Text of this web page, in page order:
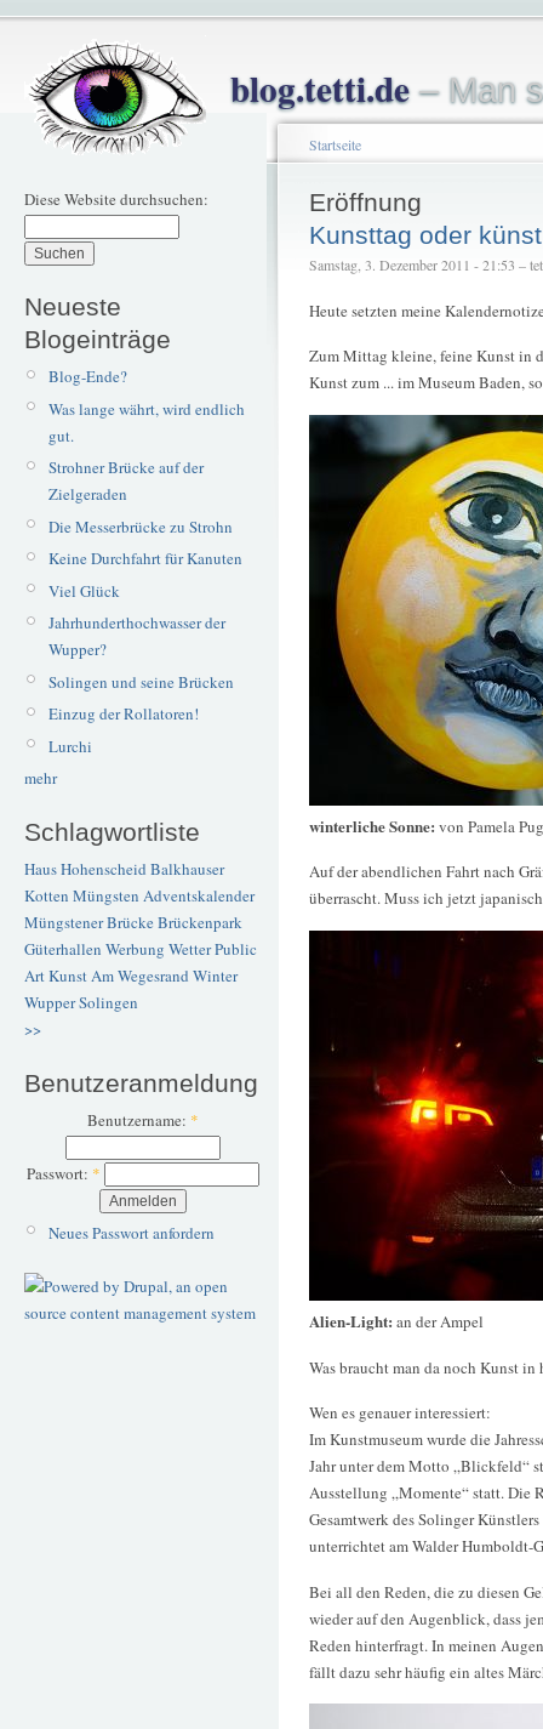
blog.tetti.de– Man
Diese Website durchsuchen:
Neueste
Blogeinträge
Blog-Ende?
Was lange währt, wird endlich
gut.
Strohner Brücke auf der
Zielgeraden
Die Messerbrücke zu Strohn
Keine Durchfahrt für Kanuten
Viel Glück
Jahrhunderthochwasser der
Wupper?
Solingen und seine Brücken
Einzug der Rollatoren!
Lurchi
mehr
Schlagwortliste
Haus Hohenscheid Balkhauser
Kotten Müngsten Adventskalender
Müngstener BrückeBrückenpark
Güterhallen Werbung WetterPublic
ArtKunstAm Wegesrand Winter
WupperSolingen
>>
Benutzeranmeldung
Benutzername: *
Passwort: *
Neues Passwort anfordern
Startseite
Eröffnung
Kunsttag oder
Samstag, 3. Dezember 2011 - 21:53 –
Heute setzten meine
Zum Mittag kleine, feine Kunst in
Kunst zum ... im Museum Baden,
winterliche Sonne: von Pamela
Auf der abendlichen Fahrt nach
überrascht. Muss ich jetzt
Alien-Light: an der Ampel
Was braucht man da noch Kunst
Wen es genauer interessiert:
Im Kunstmuseum wurde die
Jahr unter dem Motto „Blickfeld“
Ausstellung „Momente“ statt. Die
Gesamtwerk des Solinger
unterrichtet am Walder Humboldt-
Bei all den Reden, die zu diesen
wieder auf den Augenblick, dass
Reden hinterfragt. In meinen
fällt dazu sehr häufig ein altes